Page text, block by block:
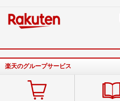
楽天のグループサービス